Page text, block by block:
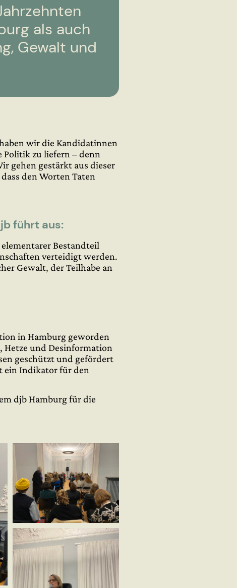
als auch
Gewalt und
wir die Kandidatinnen
zu liefern – denn
gehen gestärkt aus dieser
den Worten Taten
führt aus:
Bestandteil
verteidigt werden.
Gewalt, der Teilhabe an
in Hamburg geworden
Hetze und Desinformation
geschützt und gefördert
ein Indikator für den
djb Hamburg für die